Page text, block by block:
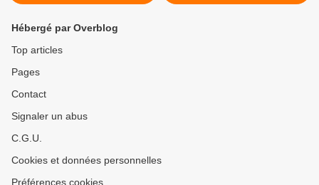
Hébergé par Overblog
Top articles
Pages
Contact
Signaler un abus
C.G.U.
Cookies et données personnelles
Préférences cookies